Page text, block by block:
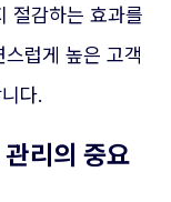
절감하는 효과를
럽게 높은 고객
다.
리의 중요